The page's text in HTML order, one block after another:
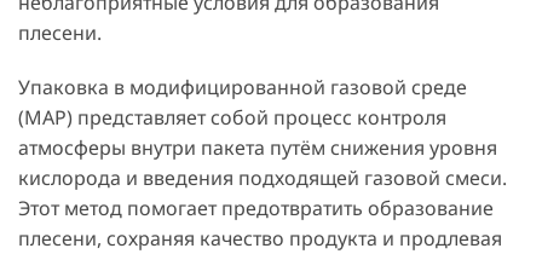
плесени.
Упаковка в модифицированной газовой среде
(MAP) представляет собой процесс контроля
атмосферы внутри пакета путём снижения уровня
кислорода и введения подходящей газовой смеси.
Этот метод помогает предотвратить образование
плесени, сохраняя качество продукта и продлевая